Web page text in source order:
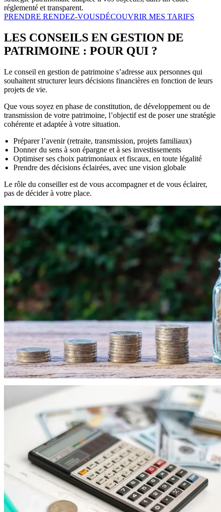
réglementé et transparent.
PRENDRE RENDEZ-VOUSDÉCOUVRIR MES TARIFS
LES CONSEILS EN GESTION DE
PATRIMOINE : POUR QUI ?
Le conseil en gestion de patrimoine s’adresse aux personnes qui
souhaitent structurer leurs décisions financières en fonction de leurs
projets de vie.
Que vous soyez en phase de constitution, de développement ou de
transmission de votre patrimoine, l’objectif est de poser une stratégie
cohérente et adaptée à votre situation.
Préparer l’avenir (retraite, transmission, projets familiaux)
Donner du sens à son épargne et à ses investissements
Optimiser ses choix patrimoniaux et fiscaux, en toute légalité
Prendre des décisions éclairées, avec une vision globale
Le rôle du conseiller est de vous accompagner et de vous éclairer,
pas de décider à votre place.